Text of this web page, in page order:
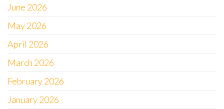
June 2026
May 2026
April 2026
March 2026
February 2026
January 2026